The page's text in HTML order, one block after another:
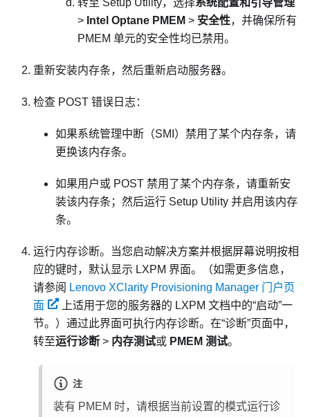
转至 Setup Utility，选择系统配置和引导管理
> Intel Optane PMEM > 安全性，并确保所有
PMEM 单元的安全性均已禁用。
重新安装内存条，然后重新启动服务器。
检查 POST 错误日志：
如果系统管理中断（SMI）禁用了某个内存条，请
更换该内存条。
如果用户或 POST 禁用了某个内存条，请重新安
装该内存条；然后运行 Setup Utility 并启用该内存
条。
运行内存诊断。当您启动解决方案并根据屏幕说明按相
应的键时，默认显示 LXPM 界面。
（如需更多信息，
请参阅 Lenovo XClarity Provisioning Manager 门户页
面
上适用于您的服务器的 LXPM 文档中的“启动”一
节。） 通过此界面可执行内存诊断。在“诊断”页面中，
转至运行诊断 > 内存测试或 PMEM 测试。
注
装有 PMEM 时，请根据当前设置的模式运行诊